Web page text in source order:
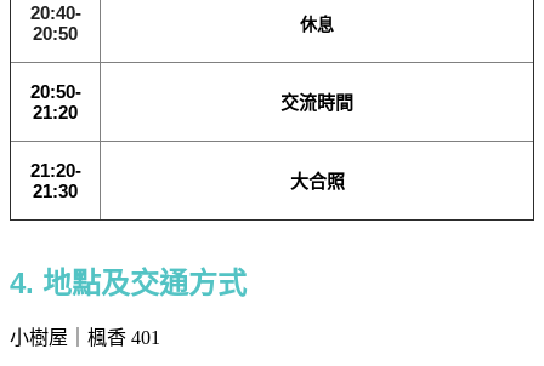
20:40-
20:50
休息
20:50-
21:20
交流時間
21:20-
21:30
大合照
4. 地點及交通方式
小樹屋｜楓香 401